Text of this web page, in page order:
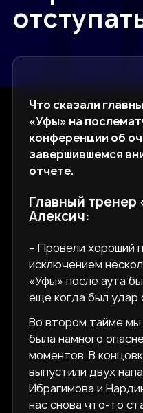
Что сказали
«Уфы» на
конференции об
завершившемся
отчете.
Главный тренер
Алексич:
– Провели хороший
исключением
«Уфы» после аута
еще когда был удар
Во втором тайме мы
была намного
моментов. В
выпустили двух
Ибрагимова и
нас снова что-то